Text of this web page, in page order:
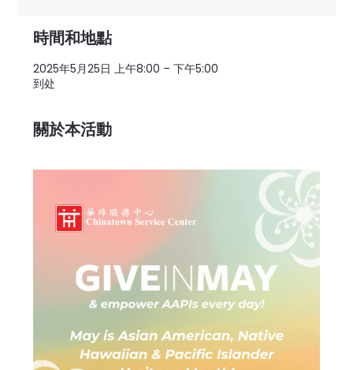
時間和地點
2025年5月25日 上午8:00 – 下午5:00
到处
關於本活動